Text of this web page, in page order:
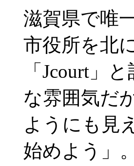
滋賀県で唯
市役所を北
「Jcourt」
な雰囲気だ
ようにも見
始めよう」